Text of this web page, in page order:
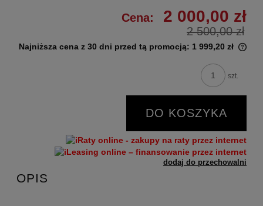
Cena: 2 000,00 zł
2 500,00 zł
Najniższa cena z 30 dni przed tą promocją: 1 999,20 zł
szt.
DO KOSZYKA
dodaj do przechowalni
OPIS